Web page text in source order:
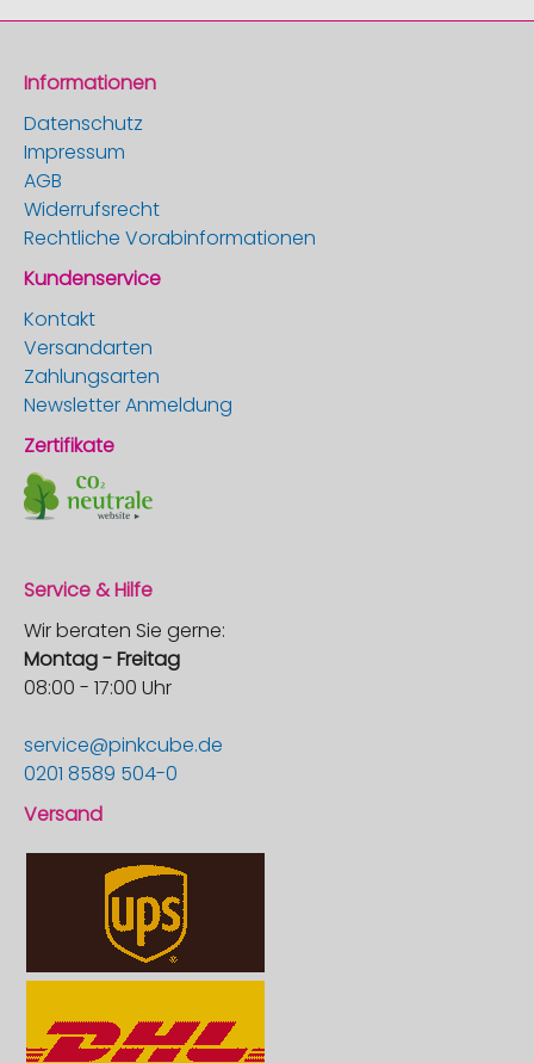
Informationen
Datenschutz
Impressum
AGB
Widerrufsrecht
Rechtliche Vorabinformationen
Kundenservice
Kontakt
Versandarten
Zahlungsarten
Newsletter Anmeldung
Zertifikate
Service & Hilfe
Wir beraten Sie gerne:
Montag - Freitag
08:00 - 17:00 Uhr
service@pinkcube.de
0201 8589 504-0
Versand